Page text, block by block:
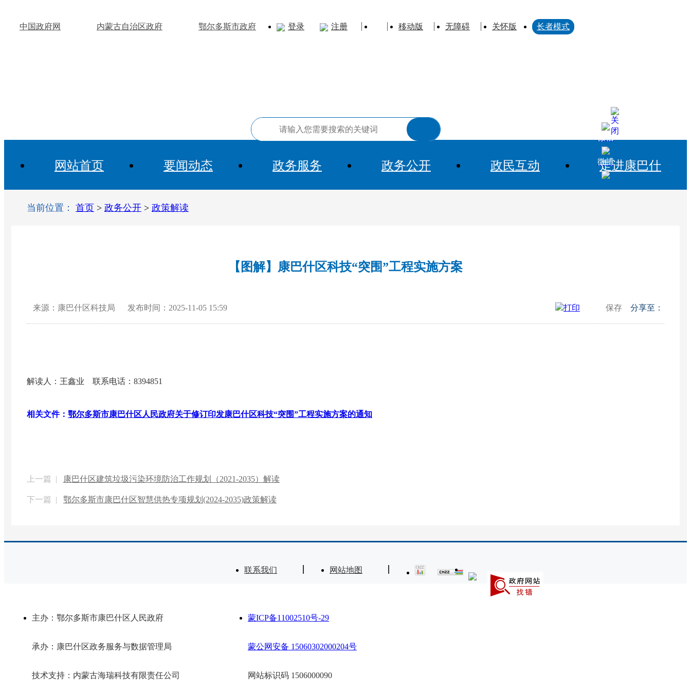
中国政府网 内蒙古自治区政府 鄂尔多斯市政府 登录 注册 移动版 无障碍 关怀版 长者模式
网站首页 要闻动态 政务服务 政务公开 政民互动 走进康巴什
当前位置： 首页 > 政务公开 > 政策解读
【图解】康巴什区科技“突围”工程实施方案
来源：康巴什区科技局 发布时间：2025-11-05 15:59 打印 保存 分享至：
解读人：王鑫业 联系电话：8394851
相关文件： 鄂尔多斯市康巴什区人民政府关于修订印发康巴什区科技“突围”工程实施方案的通知
上一篇 | 康巴什区建筑垃圾污染环境防治工作规划（2021-2035）解读
下一篇 | 鄂尔多斯市康巴什区智慧供热专项规划(2024-2035)政策解读
联系我们 网站地图
主办：鄂尔多斯市康巴什区人民政府
承办：康巴什区政务服务与数据管理局
技术支持：内蒙古海瑞科技有限责任公司
蒙ICP备11002510号-29
蒙公网安备 15060302000204号
网站标识码 1506000090
微信
微博